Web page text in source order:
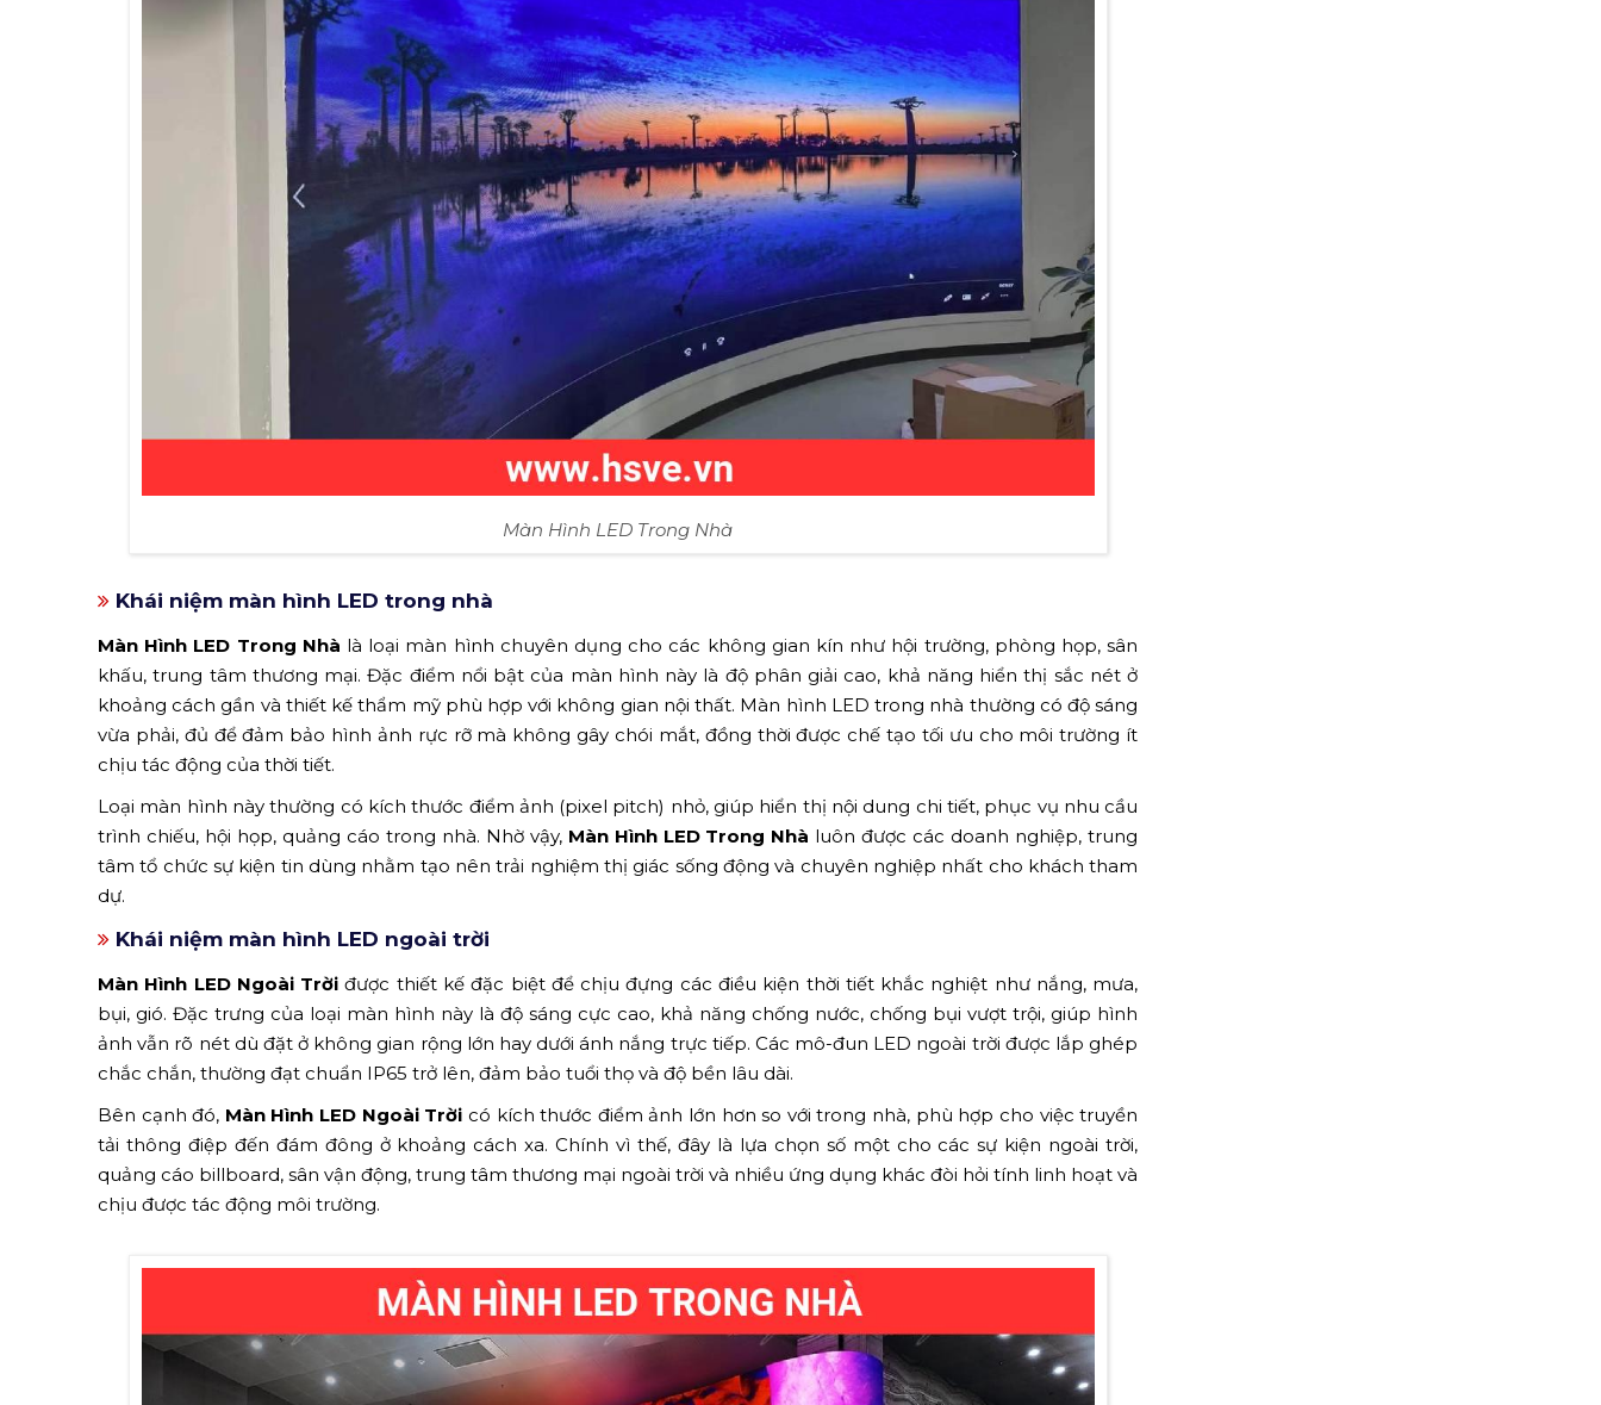
Màn Hình LED Trong Nhà
Khái niệm màn hình LED trong nhà
Màn Hình LED Trong Nhà là loại màn hình chuyên dụng cho các không gian kín như hội trường, phòng họp, sân
khấu, trung tâm thương mại. Đặc điểm nổi bật của màn hình này là độ phân giải cao, khả năng hiển thị sắc nét ở
khoảng cách gần và thiết kế thẩm mỹ phù hợp với không gian nội thất. Màn hình LED trong nhà thường có độ sáng
vừa phải, đủ để đảm bảo hình ảnh rực rỡ mà không gây chói mắt, đồng thời được chế tạo tối ưu cho môi trường ít
chịu tác động của thời tiết.
Loại màn hình này thường có kích thước điểm ảnh (pixel pitch) nhỏ, giúp hiển thị nội dung chi tiết, phục vụ nhu cầu
trình chiếu, hội họp, quảng cáo trong nhà. Nhờ vậy, Màn Hình LED Trong Nhà luôn được các doanh nghiệp, trung
tâm tổ chức sự kiện tin dùng nhằm tạo nên trải nghiệm thị giác sống động và chuyên nghiệp nhất cho khách tham
dự.
Khái niệm màn hình LED ngoài trời
Màn Hình LED Ngoài Trời được thiết kế đặc biệt để chịu đựng các điều kiện thời tiết khắc nghiệt như nắng, mưa,
bụi, gió. Đặc trưng của loại màn hình này là độ sáng cực cao, khả năng chống nước, chống bụi vượt trội, giúp hình
ảnh vẫn rõ nét dù đặt ở không gian rộng lớn hay dưới ánh nắng trực tiếp. Các mô-đun LED ngoài trời được lắp ghép
chắc chắn, thường đạt chuẩn IP65 trở lên, đảm bảo tuổi thọ và độ bền lâu dài.
Bên cạnh đó, Màn Hình LED Ngoài Trời có kích thước điểm ảnh lớn hơn so với trong nhà, phù hợp cho việc truyền
tải thông điệp đến đám đông ở khoảng cách xa. Chính vì thế, đây là lựa chọn số một cho các sự kiện ngoài trời,
quảng cáo billboard, sân vận động, trung tâm thương mại ngoài trời và nhiều ứng dụng khác đòi hỏi tính linh hoạt và
chịu được tác động môi trường.